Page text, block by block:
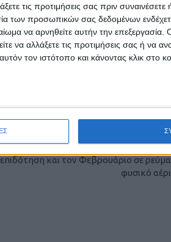
τις προτιμήσεις σας πριν συναινέσετε
των προσωπικών σας δεδομένων
να αρνηθείτε αυτήν την επεξεργασία.
να αλλάξετε τις προτιμήσεις σας ή να
τον ιστότοπο και κάνοντας κλικ στο
στο Google News!
και ευρύτερα της Θεσσαλίας
ΕΠΟΜΕΝΟ
Οι... τσουχτεροί λογαριασμοί
επιδότηση και τον Φεβρουάριο σε
φυσικό